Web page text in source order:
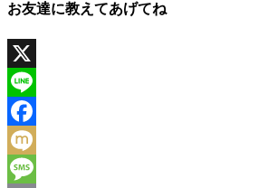
お友達に教えてあげてね
X
Line
Facebook
Mixi